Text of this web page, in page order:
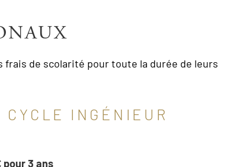
de scolarité pour toute la durée de leurs
INGÉNIEUR
pour 3 ans